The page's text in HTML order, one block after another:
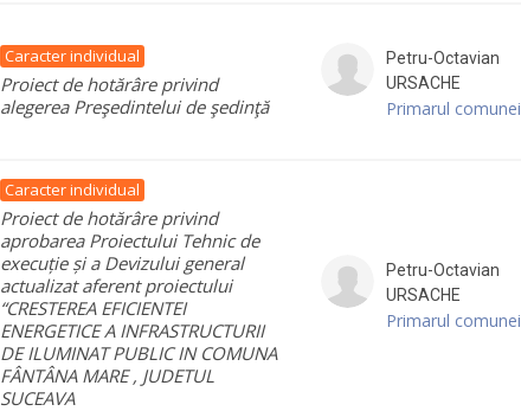
Caracter individual
Proiect de hotărâre privind
alegerea Preşedintelui de şedinţă
Petru-Octavian
URSACHE
Primarul comunei
Caracter individual
Proiect de hotărâre privind
aprobarea Proiectului Tehnic de
execuție și a Devizului general
actualizat aferent proiectului
“CRESTEREA EFICIENTEI
ENERGETICE A INFRASTRUCTURII
DE ILUMINAT PUBLIC IN COMUNA
FÂNTÂNA MARE , JUDETUL
SUCEAVA
Petru-Octavian
URSACHE
Primarul comunei